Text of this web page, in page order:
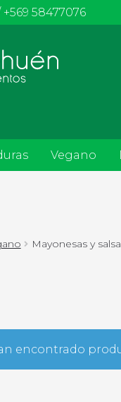
58477076
Vegano
Mayonesas y
encontrado